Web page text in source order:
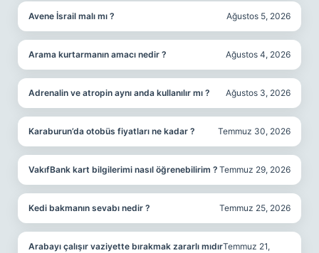
Avene İsrail malı mı ? Ağustos 5, 2026
Arama kurtarmanın amacı nedir ? Ağustos 4, 2026
Adrenalin ve atropin aynı anda kullanılır mı ? Ağustos 3, 2026
Karaburun’da otobüs fiyatları ne kadar ? Temmuz 30, 2026
VakıfBank kart bilgilerimi nasıl öğrenebilirim ? Temmuz 29, 2026
Kedi bakmanın sevabı nedir ? Temmuz 25, 2026
Arabayı çalışır vaziyette bırakmak zararlı mıdırTemmuz 21,